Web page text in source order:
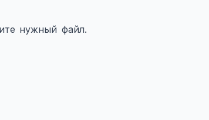
нужный файл.